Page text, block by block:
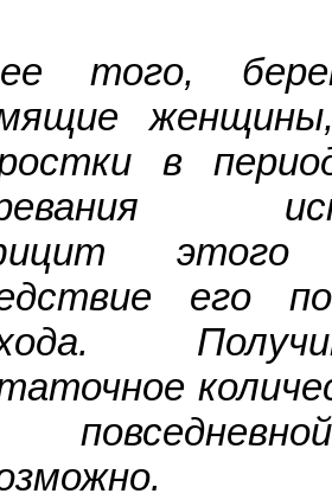
того,
в
этого
его